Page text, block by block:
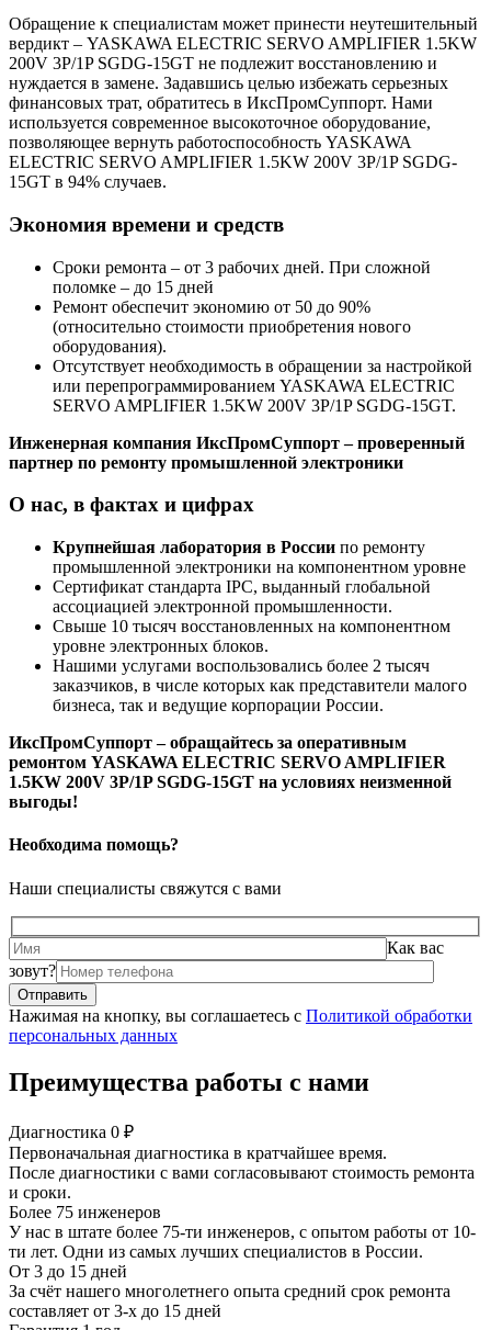
Обращение к специалистам может принести неутешительный
вердикт – YASKAWA ELECTRIC SERVO AMPLIFIER 1.5KW
200V 3P/1P SGDG-15GT не подлежит восстановлению и
нуждается в замене. Задавшись целью избежать серьезных
финансовых трат, обратитесь в ИксПромСуппорт. Нами
используется современное высокоточное оборудование,
позволяющее вернуть работоспособность YASKAWA
ELECTRIC SERVO AMPLIFIER 1.5KW 200V 3P/1P SGDG-
15GT в 94% случаев.
Экономия времени и средств
Сроки ремонта – от 3 рабочих дней. При сложной
поломке – до 15 дней
Ремонт обеспечит экономию от 50 до 90%
(относительно стоимости приобретения нового
оборудования).
Отсутствует необходимость в обращении за настройкой
или перепрограммированием YASKAWA ELECTRIC
SERVO AMPLIFIER 1.5KW 200V 3P/1P SGDG-15GT.
Инженерная компания ИксПромСуппорт – проверенный
партнер по ремонту промышленной электроники
О нас, в фактах и цифрах
Крупнейшая лаборатория в России по ремонту
промышленной электроники на компонентном уровне
Сертификат стандарта IPC, выданный глобальной
ассоциацией электронной промышленности.
Свыше 10 тысяч восстановленных на компонентном
уровне электронных блоков.
Нашими услугами воспользовались более 2 тысяч
заказчиков, в числе которых как представители малого
бизнеса, так и ведущие корпорации России.
ИксПромСуппорт – обращайтесь за оперативным
ремонтом YASKAWA ELECTRIC SERVO AMPLIFIER
1.5KW 200V 3P/1P SGDG-15GT на условиях неизменной
выгоды!
Необходима помощь?
Наши специалисты свяжутся с вами
Как вас
зовут?
Нажимая на кнопку, вы соглашаетесь с Политикой обработки
персональных данных
Преимущества работы с нами
Диагностика 0 ₽
Первоначальная диагностика в кратчайшее время.
После диагностики с вами согласовывают стоимость ремонта
и сроки.
Более 75 инженеров
У нас в штате более 75-ти инженеров, с опытом работы от 10-
ти лет. Одни из самых лучших специалистов в России.
От 3 до 15 дней
За счёт нашего многолетнего опыта средний срок ремонта
составляет от 3-х до 15 дней